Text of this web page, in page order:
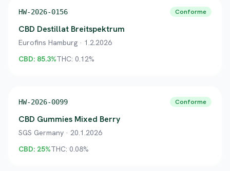
HW-2026-0156 Conforme
CBD Destillat Breitspektrum
Eurofins Hamburg · 1.2.2026
CBD: 85.3%THC: 0.12%
HW-2026-0099 Conforme
CBD Gummies Mixed Berry
SGS Germany · 20.1.2026
CBD: 25%THC: 0.08%